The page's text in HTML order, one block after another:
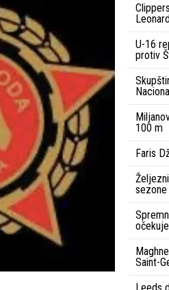
U-16
protiv
100 m
Faris
sezone
Saint-
Leeds